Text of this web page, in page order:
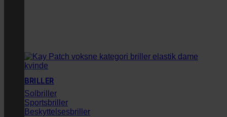
BRILLER
Solbriller
Sportsbriller
Beskyttelsesbriller